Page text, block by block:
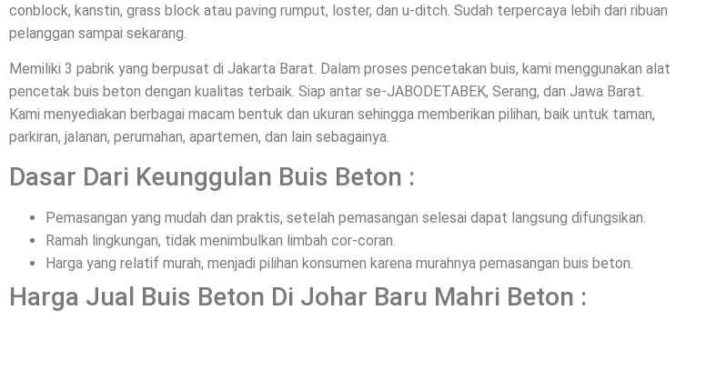
conblock, kanstin, grass block atau paving rumput, loster, dan u-ditch. Sudah terpercaya lebih dari ribuan
pelanggan sampai sekarang.
Memiliki 3 pabrik yang berpusat di Jakarta Barat. Dalam proses pencetakan buis, kami menggunakan alat
pencetak buis beton dengan kualitas terbaik. Siap antar se-JABODETABEK, Serang, dan Jawa Barat.
Kami menyediakan berbagai macam bentuk dan ukuran sehingga memberikan pilihan, baik untuk taman,
parkiran, jalanan, perumahan, apartemen, dan lain sebagainya.
Dasar Dari Keunggulan Buis Beton :
Pemasangan yang mudah dan praktis, setelah pemasangan selesai dapat langsung difungsikan.
Ramah lingkungan, tidak menimbulkan limbah cor-coran.
Harga yang relatif murah, menjadi pilihan konsumen karena murahnya pemasangan buis beton.
Harga Jual Buis Beton Di Johar Baru Mahri Beton :